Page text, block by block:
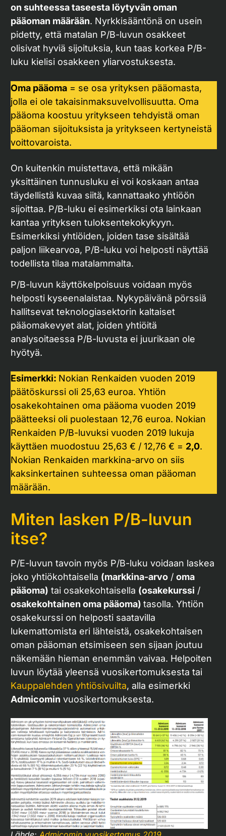
on suhteessa taseesta löytyvän oman
pääoman määrään. Nyrkkisääntönä on usein
pidetty, että matalan P/B-luvun osakkeet
olisivat hyviä sijoituksia, kun taas korkea P/B-
luku kielisi osakkeen yliarvostuksesta.
Oma pääoma = se osa yrityksen pääomasta,
jolla ei ole takaisinmaksuvelvollisuutta. Oma
pääoma koostuu yritykseen tehdyistä oman
pääoman sijoituksista ja yritykseen kertyneistä
voittovaroista.
On kuitenkin muistettava, että mikään
yksittäinen tunnusluku ei voi koskaan antaa
täydellistä kuvaa siitä, kannattaako yhtiöön
sijoittaa. P/B-luku ei esimerkiksi ota lainkaan
kantaa yrityksen tuloksentekokykyyn.
Esimerkiksi yhtiöiden, joiden tase sisältää
paljon liikearvoa, P/B-luku voi helposti näyttää
todellista tilaa matalammalta.
P/B-luvun käyttökelpoisuus voidaan myös
helposti kyseenalaistaa. Nykypäivänä pörssiä
hallitsevat teknologiasektorin kaltaiset
pääomakevyet alat, joiden yhtiöitä
analysoitaessa P/B-luvusta ei juurikaan ole
hyötyä.
Esimerkki: Nokian Renkaiden vuoden 2019
päätöskurssi oli 25,63 euroa. Yhtiön
osakekohtainen oma pääoma vuoden 2019
päätteeksi oli puolestaan 12,76 euroa. Nokian
Renkaiden P/B-luvuksi vuoden 2019 lukuja
käyttäen muodostuu 25,63 € / 12,76 € = 2,0.
Nokian Renkaiden markkina-arvo on siis
kaksinkertainen suhteessa oman pääoman
määrään.
Miten lasken P/B-luvun
itse?
P/E-luvun tavoin myös P/B-luku voidaan laskea
joko yhtiökohtaisella (markkina-arvo / oma
pääoma) tai osakekohtaisella (osakekurssi /
osakekohtainen oma pääoma) tasolla. Yhtiön
osakekurssi on helposti saatavilla
lukemattomista eri lähteistä, osakekohtaisen
oman pääoman etsimiseen sen sijaan joutuu
näkemään hieman enemmän vaivaa. Helpoiten
luvun löytää yleensä vuosikertomuksesta tai
Kauppalehden yhtiösivuilta, alla esimerkki
Admicomin vuosikertomuksesta.